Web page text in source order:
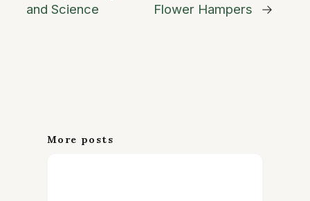
and Science
Flower Hampers
→
More posts